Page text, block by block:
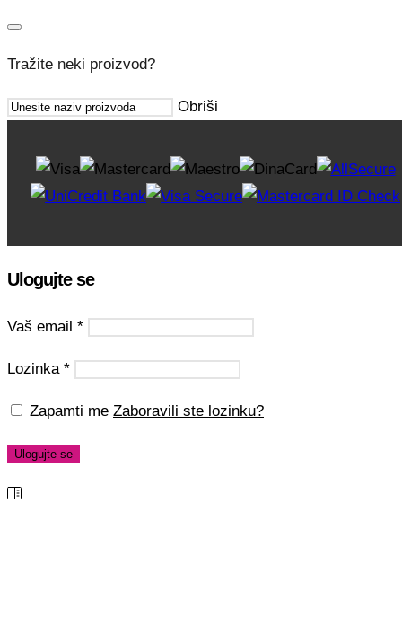
Tražite neki proizvod?
Obriši
Ulogujte se
Vaš email *
Lozinka *
Zapamti me Zaboravili ste lozinku?
Ulogujte se